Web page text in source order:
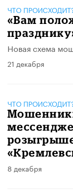
ЧТО
«Вам
Новая схема
21 декабря
ЧТО
8 декабря